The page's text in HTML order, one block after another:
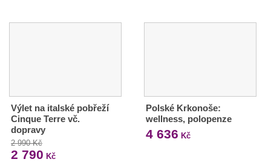
Výlet na italské pobřeží
Cinque Terre vč.
dopravy
2 990 Kč
2 790 Kč
Polské Krkonoše:
wellness, polopenze
4 636 Kč